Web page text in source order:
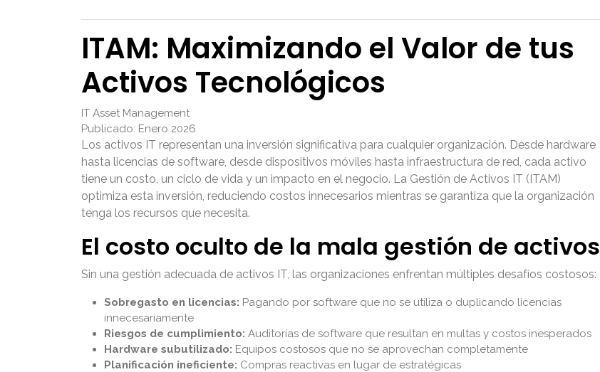
ITAM: Maximizando el Valor de tus
Activos Tecnológicos
IT Asset Management
Publicado: Enero 2026
Los activos IT representan una inversión significativa para cualquier organización. Desde hardware
hasta licencias de software, desde dispositivos móviles hasta infraestructura de red, cada activo
tiene un costo, un ciclo de vida y un impacto en el negocio. La Gestión de Activos IT (ITAM)
optimiza esta inversión, reduciendo costos innecesarios mientras se garantiza que la organización
tenga los recursos que necesita.
El costo oculto de la mala gestión de activos
Sin una gestión adecuada de activos IT, las organizaciones enfrentan múltiples desafíos costosos:
Sobregasto en licencias: Pagando por software que no se utiliza o duplicando licencias
innecesariamente
Riesgos de cumplimiento: Auditorías de software que resultan en multas y costos inesperados
Hardware subutilizado: Equipos costosos que no se aprovechan completamente
Planificación ineficiente: Compras reactivas en lugar de estratégicas